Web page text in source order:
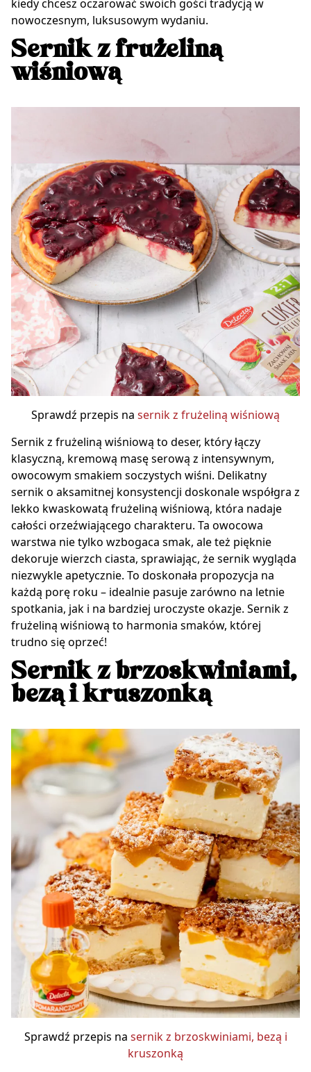
kiedy chcesz oczarować swoich gości tradycją w
nowoczesnym, luksusowym wydaniu.
Sernik z frużeliną
wiśniową
Sprawdź przepis na sernik z frużeliną wiśniową
Sernik z frużeliną wiśniową to deser, który łączy
klasyczną, kremową masę serową z intensywnym,
owocowym smakiem soczystych wiśni. Delikatny
sernik o aksamitnej konsystencji doskonale współgra z
lekko kwaskowatą frużeliną wiśniową, która nadaje
całości orzeźwiającego charakteru. Ta owocowa
warstwa nie tylko wzbogaca smak, ale też pięknie
dekoruje wierzch ciasta, sprawiając, że sernik wygląda
niezwykle apetycznie. To doskonała propozycja na
każdą porę roku – idealnie pasuje zarówno na letnie
spotkania, jak i na bardziej uroczyste okazje. Sernik z
frużeliną wiśniową to harmonia smaków, której
trudno się oprzeć!
Sernik z brzoskwiniami,
bezą i kruszonką
Sprawdź przepis na sernik z brzoskwiniami, bezą i
kruszonką